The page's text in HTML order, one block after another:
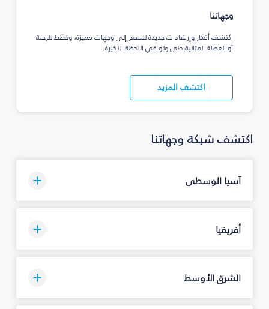
وجهاتنا
اكتشف أفكار وإرشادات جديدة للسفر إلى وجهات مميزة، وخطّط للرحلة
أو العطلة المثالية حتى ولو في اللحظة الأخيرة.
اكتشف المزيد
اكتشف شبكة وجهاتنا
آسيا الوسطى
أفريقيا
الشرق الأوسط